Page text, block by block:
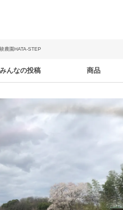
農園HATA-STEP
みんなの投稿 商品